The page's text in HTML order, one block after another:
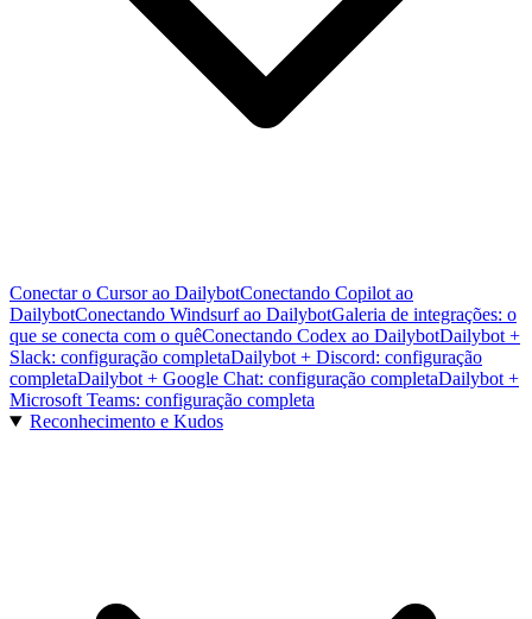
Conectar o Cursor ao DailybotConectando Copilot ao
DailybotConectando Windsurf ao DailybotGaleria de integrações: o
que se conecta com o quêConectando Codex ao DailybotDailybot +
Slack: configuração completaDailybot + Discord: configuração
completaDailybot + Google Chat: configuração completaDailybot +
Microsoft Teams: configuração completa
Reconhecimento e Kudos